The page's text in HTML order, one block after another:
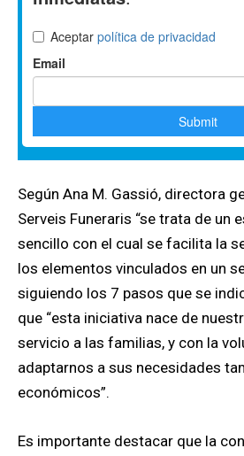
Según Ana M. Gassió, directora
Serveis Funeraris “se trata de un
sencillo con el cual se facilita la
los elementos vinculados en un
siguiendo los 7 pasos que se
que “esta iniciativa nace de
servicio a las familias, y con la
adaptarnos a sus necesidades
económicos”.
Es importante destacar que la